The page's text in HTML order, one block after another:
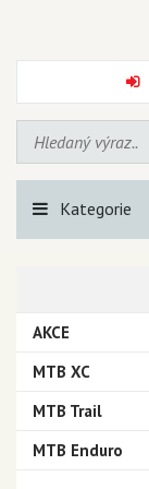
Kategorie
AKCE
MTB XC
MTB Trail
MTB Enduro